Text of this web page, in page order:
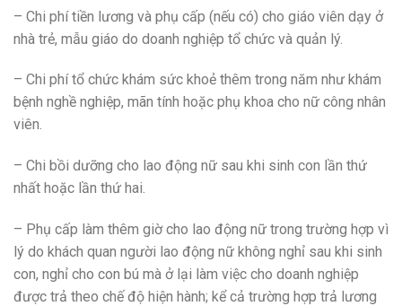
– Chi phí tiền lương và phụ cấp (nếu có) cho giáo viên dạy ở
nhà trẻ, mẫu giáo do doanh nghiệp tổ chức và quản lý.
– Chi phí tổ chức khám sức khoẻ thêm trong năm như khám
bệnh nghề nghiệp, mãn tính hoặc phụ khoa cho nữ công nhân
viên.
– Chi bồi dưỡng cho lao động nữ sau khi sinh con lần thứ
nhất hoặc lần thứ hai.
– Phụ cấp làm thêm giờ cho lao động nữ trong trường hợp vì
lý do khách quan người lao động nữ không nghỉ sau khi sinh
con, nghỉ cho con bú mà ở lại làm việc cho doanh nghiệp
được trả theo chế độ hiện hành; kể cả trường hợp trả lương